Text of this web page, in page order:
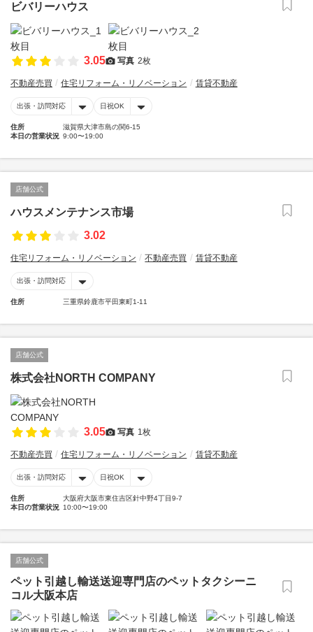
ビバリーハウス
3.05 写真 2枚
不動産売買 住宅リフォーム・リノベーション 賃貸不動産
出張・訪問対応 日祝OK
住所
滋賀県大津市島の関6-15
本日の営業状況 9:00〜19:00
店舗公式
ハウスメンテナンス市場
3.02
住宅リフォーム・リノベーション 不動産売買 賃貸不動産
出張・訪問対応
住所 三重県鈴鹿市平田東町1-11
店舗公式
株式会社NORTH COMPANY
3.05 写真 1枚
不動産売買 住宅リフォーム・リノベーション 賃貸不動産
出張・訪問対応 日祝OK
住所
大阪府大阪市東住吉区針中野4丁目9-7
本日の営業状況 10:00〜19:00
店舗公式
ペット引越し輸送送迎専門店のペットタクシーニ
コル大阪本店